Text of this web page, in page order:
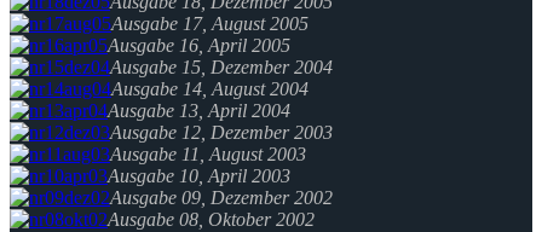
Ausgabe 17, August 2005
Ausgabe 16, April 2005
Ausgabe 15, Dezember 2004
Ausgabe 14, August 2004
Ausgabe 13, April 2004
Ausgabe 12, Dezember 2003
Ausgabe 11, August 2003
Ausgabe 10, April 2003
Ausgabe 09, Dezember 2002
Ausgabe 08, Oktober 2002